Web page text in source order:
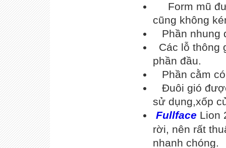
Form mũ
cũng không
Phần nhung
Các lỗ thông
phần đầu.
Phần cằm
Đuôi gió
sử dụng,xốp
Fullface Lion
rời, nên rất
nhanh chóng.